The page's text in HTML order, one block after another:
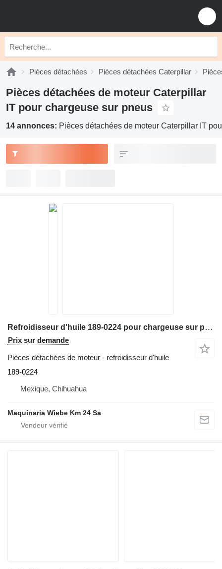
Pièces détachées Pièces détachées Caterpillar
Pièces détachées de moteur Caterpillar
IT pour chargeuse sur pneus
14 annonces: Pièces détachées de moteur Caterpillar IT
Refroidisseur d'huile 189-0224 pour chargeuse sur pneus Caterpillar IT38G
Prix sur demande
Pièces détachées de moteur - refroidisseur d'huile
189-0224
Mexique, Chihuahua
Maquinaria Wiebe Km 24 Sa